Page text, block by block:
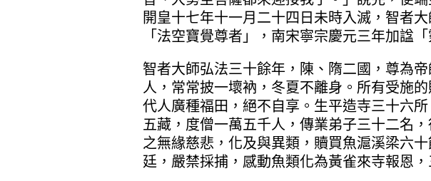
開皇十七年十一月二十四日未時入滅，智者
「法空寶覺尊者」，南宋寧宗慶元三年加諡「
智者大師弘法三十餘年，陳、隋二國，尊為
人，常常披一壞衲，冬夏不離身。所有受施
代人廣種福田，絕不自享。生平造寺三十六
五藏，度僧一萬五千人，傳業弟子三十二名
之無緣慈悲，化及與異類，贖買魚滬溪梁六
廷，嚴禁採捕，感動魚類化為黃雀來寺報恩，